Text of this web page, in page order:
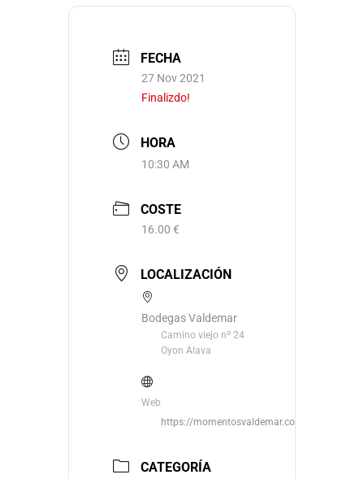
FECHA
27 Nov 2021
Finalizdo!
HORA
10:30 AM
COSTE
16.00 €
LOCALIZACIÓN
Bodegas Valdemar
Camino viejo nº 24
Oyon Alava
Web
https://momentosvaldemar.com/
CATEGORÍA